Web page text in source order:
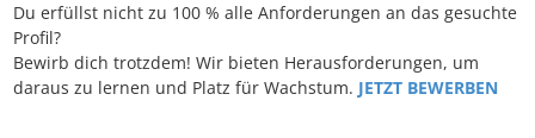
Du erfüllst nicht zu 100 % alle Anforderungen an das gesuchte
Profil?
Bewirb dich trotzdem! Wir bieten Herausforderungen, um
daraus zu lernen und Platz für Wachstum. JETZT BEWERBEN